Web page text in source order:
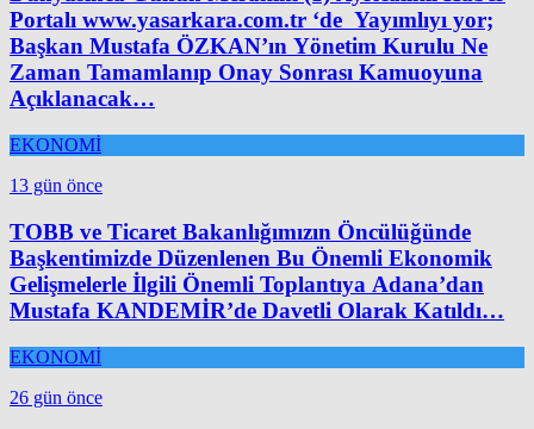
Portalı www.yasarkara.com.tr ‘de Yayımlıyı yor;
Başkan Mustafa ÖZKAN’ın Yönetim Kurulu Ne
Zaman Tamamlanıp Onay Sonrası Kamuoyuna
Açıklanacak…
EKONOMİ
13 gün önce
TOBB ve Ticaret Bakanlığımızın Öncülüğünde
Başkentimizde Düzenlenen Bu Önemli Ekonomik
Gelişmelerle İlgili Önemli Toplantıya Adana’dan
Mustafa KANDEMİR’de Davetli Olarak Katıldı…
EKONOMİ
26 gün önce